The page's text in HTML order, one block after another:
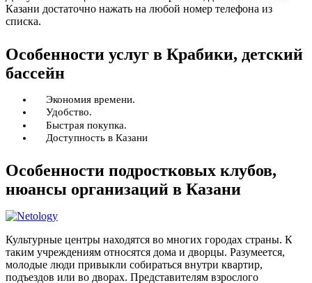
Казани достаточно нажать на любой номер телефона из
списка.
Особенности услуг в Крабики, детский
бассейн
Экономия времени.
Удобство.
Быстрая покупка.
Доступность в Казани
Особенности подростковых клубов,
нюансы организаций в Казани
Культурные центры находятся во многих городах страны. К
таким учреждениям относятся дома и дворцы. Разумеется,
молодые люди привыкли собираться внутри квартир,
подъездов или во дворах. Представителям взрослого